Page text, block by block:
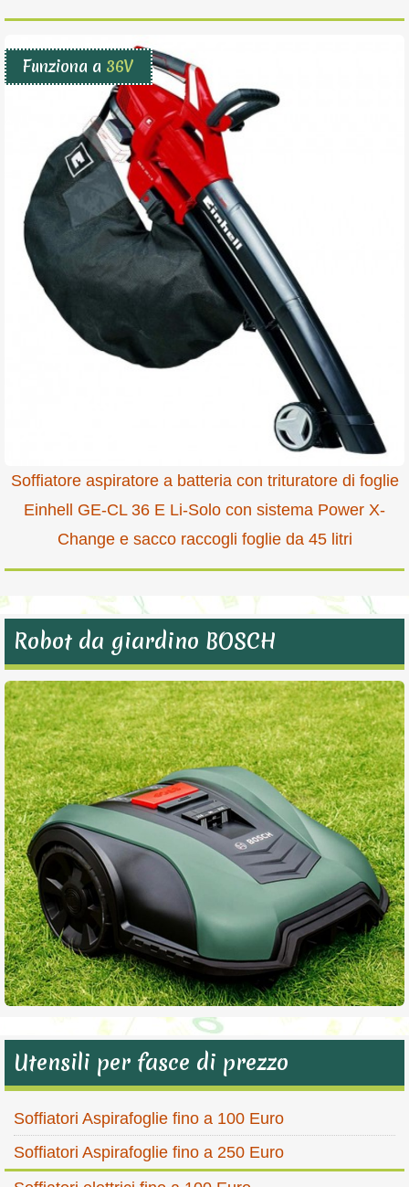
Funziona a 36V
Soffiatore aspiratore a batteria con trituratore di foglie
Einhell GE-CL 36 E Li-Solo con sistema Power X-
Change e sacco raccogli foglie da 45 litri
Robot da giardino BOSCH
Utensili per fasce di prezzo
Soffiatori Aspirafoglie fino a 100 Euro
Soffiatori Aspirafoglie fino a 250 Euro